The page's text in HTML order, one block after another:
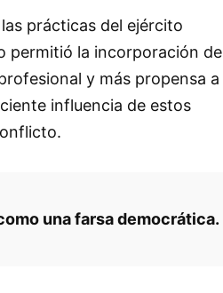
prácticas del ejército
permitió la incorporación de
y más propensa a
influencia de estos
una farsa democrática.